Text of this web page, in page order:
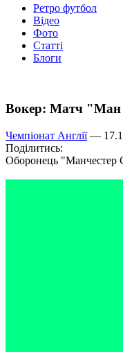
Ретро футбол
Відео
Фото
Статті
Блоги
Вокер: Матч "Ман
Чемпіонат Англії—
Поділитись:
Оборонець "Манчестер